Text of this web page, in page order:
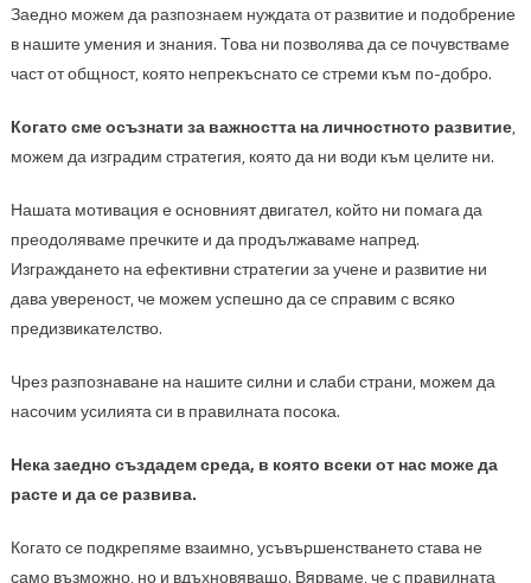
Заедно можем да разпознаем нуждата от развитие и подобрение
в нашите умения и знания. Това ни позволява да се почувстваме
част от общност, която непрекъснато се стреми към по-добро.
Когато сме осъзнати за важността на личностното развитие,
можем да изградим стратегия, която да ни води към целите ни.
Нашата мотивация е основният двигател, който ни помага да
преодоляваме пречките и да продължаваме напред.
Изграждането на ефективни стратегии за учене и развитие ни
дава увереност, че можем успешно да се справим с всяко
предизвикателство.
Чрез разпознаване на нашите силни и слаби страни, можем да
насочим усилията си в правилната посока.
Нека заедно създадем среда, в която всеки от нас може да
расте и да се развива.
Когато се подкрепяме взаимно, усъвършенстването става не
само възможно, но и вдъхновяващо. Вярваме, че с правилната